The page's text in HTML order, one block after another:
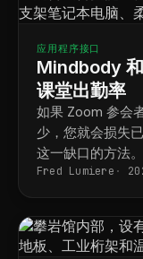
应用程序接口
Mindbody
课堂出勤率
如果 Zoom 参会
少，您就会损失
这一缺口的方法。
Fred Lumiere